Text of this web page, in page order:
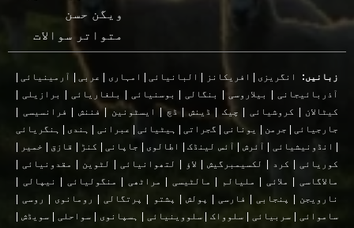
ویگن حسن
متواتر سوالات
زبانیں: انگریزی افریکانز البانیائی| امہاری عربی آرمینیائی|
آذربائیجانی| بیلاروسی| بنگالی| بوسنیائی بلغاریائی برازیلی
کیٹالان
کروشیائی| چیک ڈینش ڈچ| ایسٹونین |فننش فرانسیسی
جارجیائی| جرمن یونانی| گجراتی| ہیٹیائی عبرانی ہندی
ہنگریائی
انڈونیشیائی آئرش آئس لینڈک| اطالوی جاپانی| کنڑ قازق خمیر
کوریائی
کرد لکسیمبرگیش لاؤ لتھوانیائی لٹوین مقدونیائی
مالاگاسی| ملائی ملیالم مالٹیسی مراٹھی منگولیائی نیپالی
نارویجن
پنجابی فارسی پولش پشتو پرتگالی| رومانوی روسی|
ساموائی| سربیائی| سلوواک|سلووینیائی ہسپانوی |سواحلی |سویڈش